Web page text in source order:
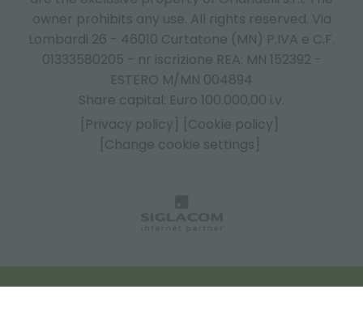
owner prohibits any use. All rights reserved. Via
Lombardi 26 - 46010 Curtatone (MN) P.IVA e C.F.
01333580205 - nr iscrizione REA: MN 152392 -
ESTERO M/MN 004894
Share capital: Euro 100.000,00 i.v.
[Privacy policy]
[Cookie policy]
[Change cookie settings]